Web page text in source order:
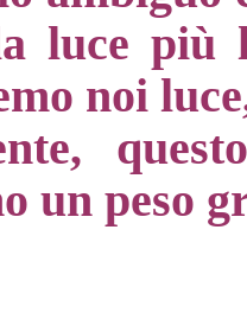
luce più
noi
un peso